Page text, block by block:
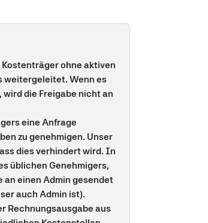
ohne aktiven
weitergeleitet. Wenn es
die Freigabe nicht an
eine Anfrage
zu genehmigen. Unser
dies verhindert wird. In
üblichen Genehmigers,
einen Admin gesendet
auch Admin ist).
Rechnungsausgabe aus